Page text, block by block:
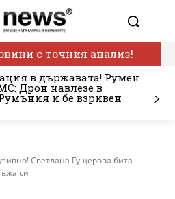
с точния анализ!
в държавата! Румен
Дрон навлезе в
и бе взривен
Светлана Гущерова бита
си